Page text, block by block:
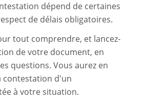
dépend de certaines
de délais obligatoires.
tout comprendre, et lancez-
de votre document, en
questions. Vous aurez en
contestation d'un
à votre situation.